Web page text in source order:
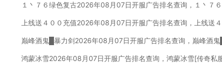
１丶７６绿色复古2026年08月07日开服广告排名查询，１丶７
上线送４００充值2026年08月07日开服广告排名查询，上线送
巅峰酒鬼█暴力剑2026年08月07日开服广告排名查询，巅峰酒
鸿蒙冰雪2026年08月07日开服广告排名查询，鸿蒙冰雪[传奇私